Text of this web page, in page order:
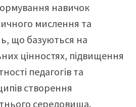
навичок
мислення та
що базуються на
цінностях, підвищення
педагогів та
створення
середовища.